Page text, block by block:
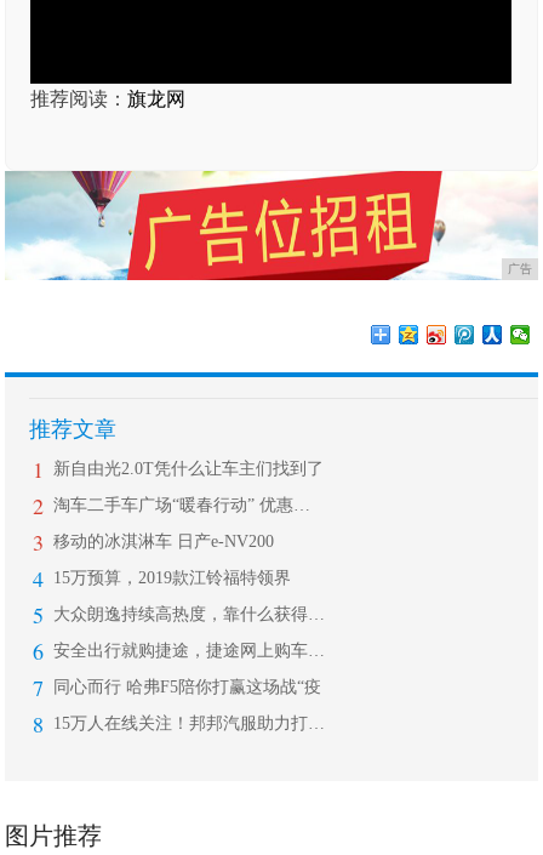
推荐阅读：旗龙网
广告
推荐文章
1 新自由光2.0T凭什么让车主们找到了
2 淘车二手车广场“暖春行动” 优惠好礼
3 移动的冰淇淋车 日产e-NV200
4 15万预算，2019款江铃福特领界
5 大众朗逸持续高热度，靠什么获得用户的
6 安全出行就购捷途，捷途网上购车月正式
7 同心而行 哈弗F5陪你打赢这场战“疫
8 15万人在线关注！邦邦汽服助力打响后
图片推荐